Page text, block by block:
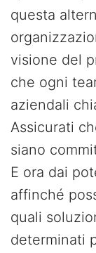
questa
visione del
che ogni
aziendali
Assicurati
siano
E ora dai
affinché
quali
determinati